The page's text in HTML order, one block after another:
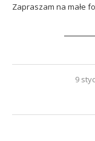
Zapraszam na małe
9